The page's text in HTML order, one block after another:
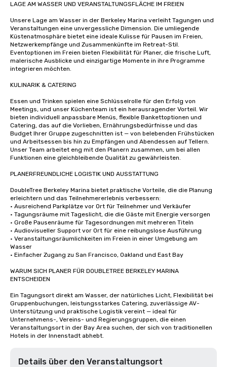
LAGE AM WASSER UND VERANSTALTUNGSFLÄCHE IM FREIEN
Unsere Lage am Wasser in der Berkeley Marina verleiht Tagungen und
Veranstaltungen eine unvergessliche Dimension. Die umliegende
Küstenatmosphäre bietet eine ideale Kulisse für Pausen im Freien,
Netzwerkempfänge und Zusammenkünfte im Retreat-Stil.
Eventoptionen im Freien bieten Flexibilität für Planer, die frische Luft,
malerische Ausblicke und einzigartige Momente in ihre Programme
integrieren möchten.
KULINARIK & CATERING
Essen und Trinken spielen eine Schlüsselrolle für den Erfolg von
Meetings, und unser Küchenteam ist ein herausragender Vorteil. Wir
bieten individuell anpassbare Menüs, flexible Bankettoptionen und
Catering, das auf die Vorlieben, Ernährungsbedürfnisse und das
Budget Ihrer Gruppe zugeschnitten ist — von belebenden Frühstücken
und Arbeitsessen bis hin zu Empfängen und Abendessen auf Tellern.
Unser Team arbeitet eng mit den Planern zusammen, um bei allen
Funktionen eine gleichbleibende Qualität zu gewährleisten.
PLANERFREUNDLICHE LOGISTIK UND AUSSTATTUNG
DoubleTree Berkeley Marina bietet praktische Vorteile, die die Planung
erleichtern und das Teilnehmererlebnis verbessern:
• Ausreichend Parkplätze vor Ort für Teilnehmer und Verkäufer
• Tagungsräume mit Tageslicht, die die Gäste mit Energie versorgen
• Große Pausenräume für Tagesordnungen mit mehreren Titeln
• Audiovisueller Support vor Ort für eine reibungslose Ausführung
• Veranstaltungsräumlichkeiten im Freien in einer Umgebung am
Wasser
• Einfacher Zugang zu San Francisco, Oakland und East Bay
WARUM SICH PLANER FÜR DOUBLETREE BERKELEY MARINA
ENTSCHEIDEN
Ein Tagungsort direkt am Wasser, der natürliches Licht, Flexibilität bei
Gruppenbuchungen, leistungsstarkes Catering, zuverlässige AV-
Unterstützung und praktische Logistik vereint — ideal für
Unternehmens-, Vereins- und Regierungsgruppen, die einen
Veranstaltungsort in der Bay Area suchen, der sich von traditionellen
Hotels in der Innenstadt abhebt.
Details über den Veranstaltungsort